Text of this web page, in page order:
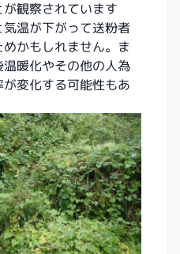
観察されています
温が下がって送粉者
かもしれません。ま
暖化やその他の人為
変化する可能性もあ